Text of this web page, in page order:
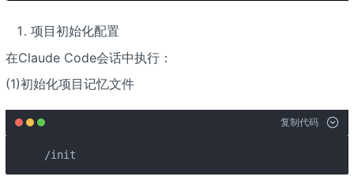
项目初始化配置
在Claude Code会话中执行：
(1)初始化项目记忆文件
复制代码
/init